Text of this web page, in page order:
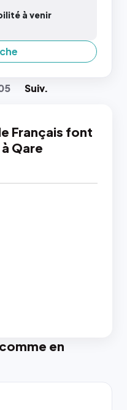
à venir
Suiv.
Français font
Qare
en